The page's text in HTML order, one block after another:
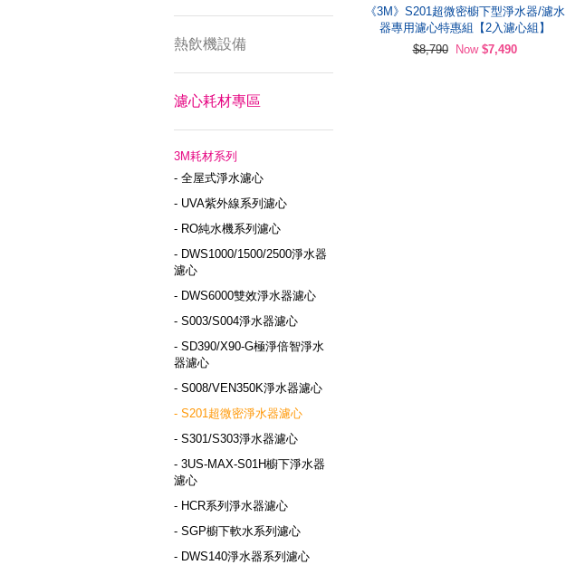
熱飲機設備
濾心耗材專區
3M耗材系列
- 全屋式淨水濾心
- UVA紫外線系列濾心
- RO純水機系列濾心
- DWS1000/1500/2500淨水器
濾心
- DWS6000雙效淨水器濾心
- S003/S004淨水器濾心
- SD390/X90-G極淨倍智淨水
器濾心
- S008/VEN350K淨水器濾心
- S201超微密淨水器濾心
- S301/S303淨水器濾心
- 3US-MAX-S01H櫥下淨水器
濾心
- HCR系列淨水器濾心
- SGP櫥下軟水系列濾心
- DWS140淨水器系列濾心
《3M》S201超微密櫥下型淨水器/濾水
器專用濾心特惠組【2入濾心組】
$8,790
Now $7,490